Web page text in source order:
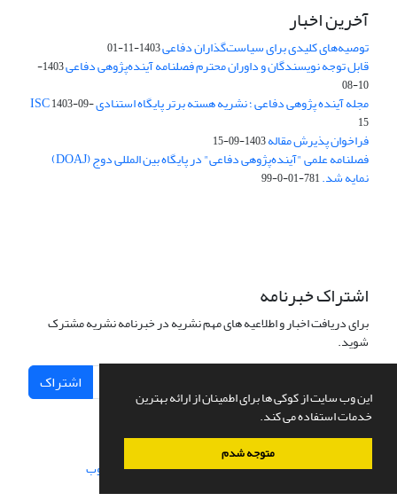
این وب سایت از کوکی ها برای اطمینان از ارائه بهترین
خدمات استفاده می کند.
متوجه شدم
آخرین اخبار
توصیه‌های کلیدی برای سیاست‌گذاران دفاعی1403-11-01
قابل توجه نویسندگان و داوران محترم فصلنامه آینده‌پژوهی دفاعی
1403-
10-08
مجله آینده پژوهی دفاعی ؛ نشریه هسته برتر پایگاه استنادی ISC1403-09-
15
فراخوان پذیرش مقاله1403-09-15
فصلنامه علمی "آینده‌پژوهی دفاعی" در پایگاه بین المللی دوج (DOAJ)
نمایه شد.781-01-0-99
اشتراک خبرنامه
برای دریافت اخبار و اطلاعیه های مهم نشریه در خبرنامه نشریه مشترک
شوید.
اشتراک
سامانه مدیریت نشریات علمی.طراحی و پیاده سازی از سیناوب